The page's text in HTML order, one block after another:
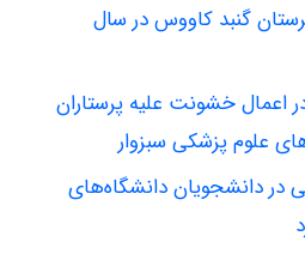
گنبد کاووس در سال
اعمال خشونت علیه پرستاران
علوم پزشکی سبزوار
در دانشجویان دانشگاه‌های